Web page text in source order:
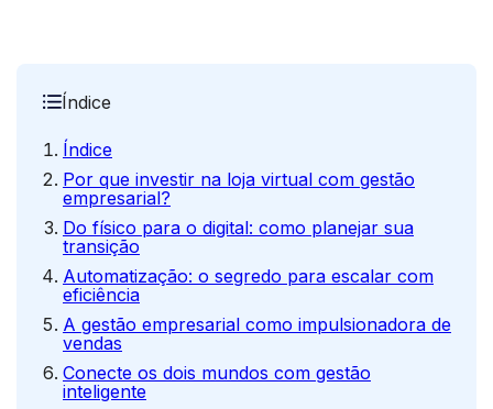
Índice
Índice
Por que investir na loja virtual com gestão
empresarial?
Do físico para o digital: como planejar sua
transição
Automatização: o segredo para escalar com
eficiência
A gestão empresarial como impulsionadora de
vendas
Conecte os dois mundos com gestão
inteligente